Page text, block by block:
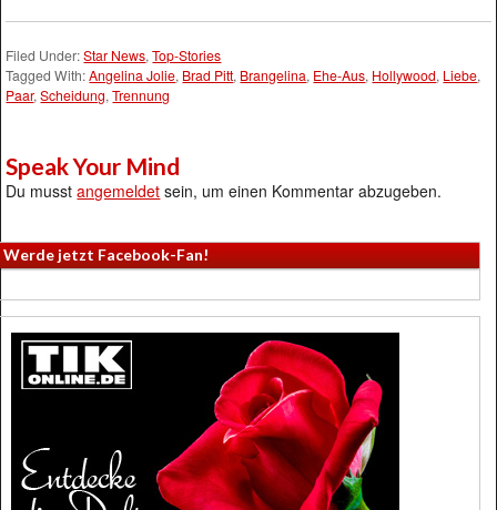
Filed Under:Star News,Top-Stories
Tagged With:Angelina Jolie, Brad Pitt, Brangelina, Ehe-Aus, Hollywood, Liebe,
Paar,Scheidung,Trennung
Speak Your Mind
Du musstangemeldet sein, um einen Kommentar abzugeben.
Werde jetzt Facebook-Fan!